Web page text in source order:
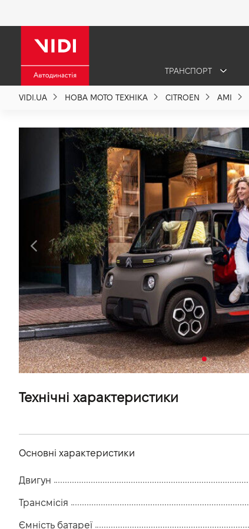
ТРАНСПОРТ
VIDI.UA НОВА МОТО ТЕХНІКА CITROEN AMI
Технічні характеристики
Основні характеристики
Двигун
Трансмісія
Ємність батареї
Про компанію
Політика якості
Вакансії
VIDI Кар'єра
Контакти
Підпишись на наш канал та слідкуй за
акціями, послугами та новинками